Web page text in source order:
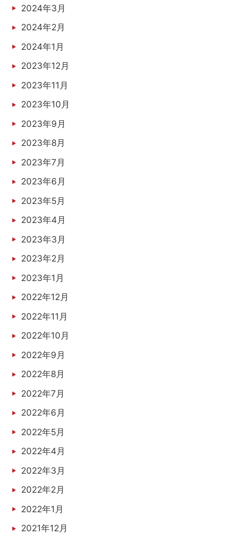
2024年3月
2024年2月
2024年1月
2023年12月
2023年11月
2023年10月
2023年9月
2023年8月
2023年7月
2023年6月
2023年5月
2023年4月
2023年3月
2023年2月
2023年1月
2022年12月
2022年11月
2022年10月
2022年9月
2022年8月
2022年7月
2022年6月
2022年5月
2022年4月
2022年3月
2022年2月
2022年1月
2021年12月